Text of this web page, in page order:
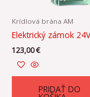
Krídlová brána AM
Elektrický zámok
123,00€
PRIDAŤ DO